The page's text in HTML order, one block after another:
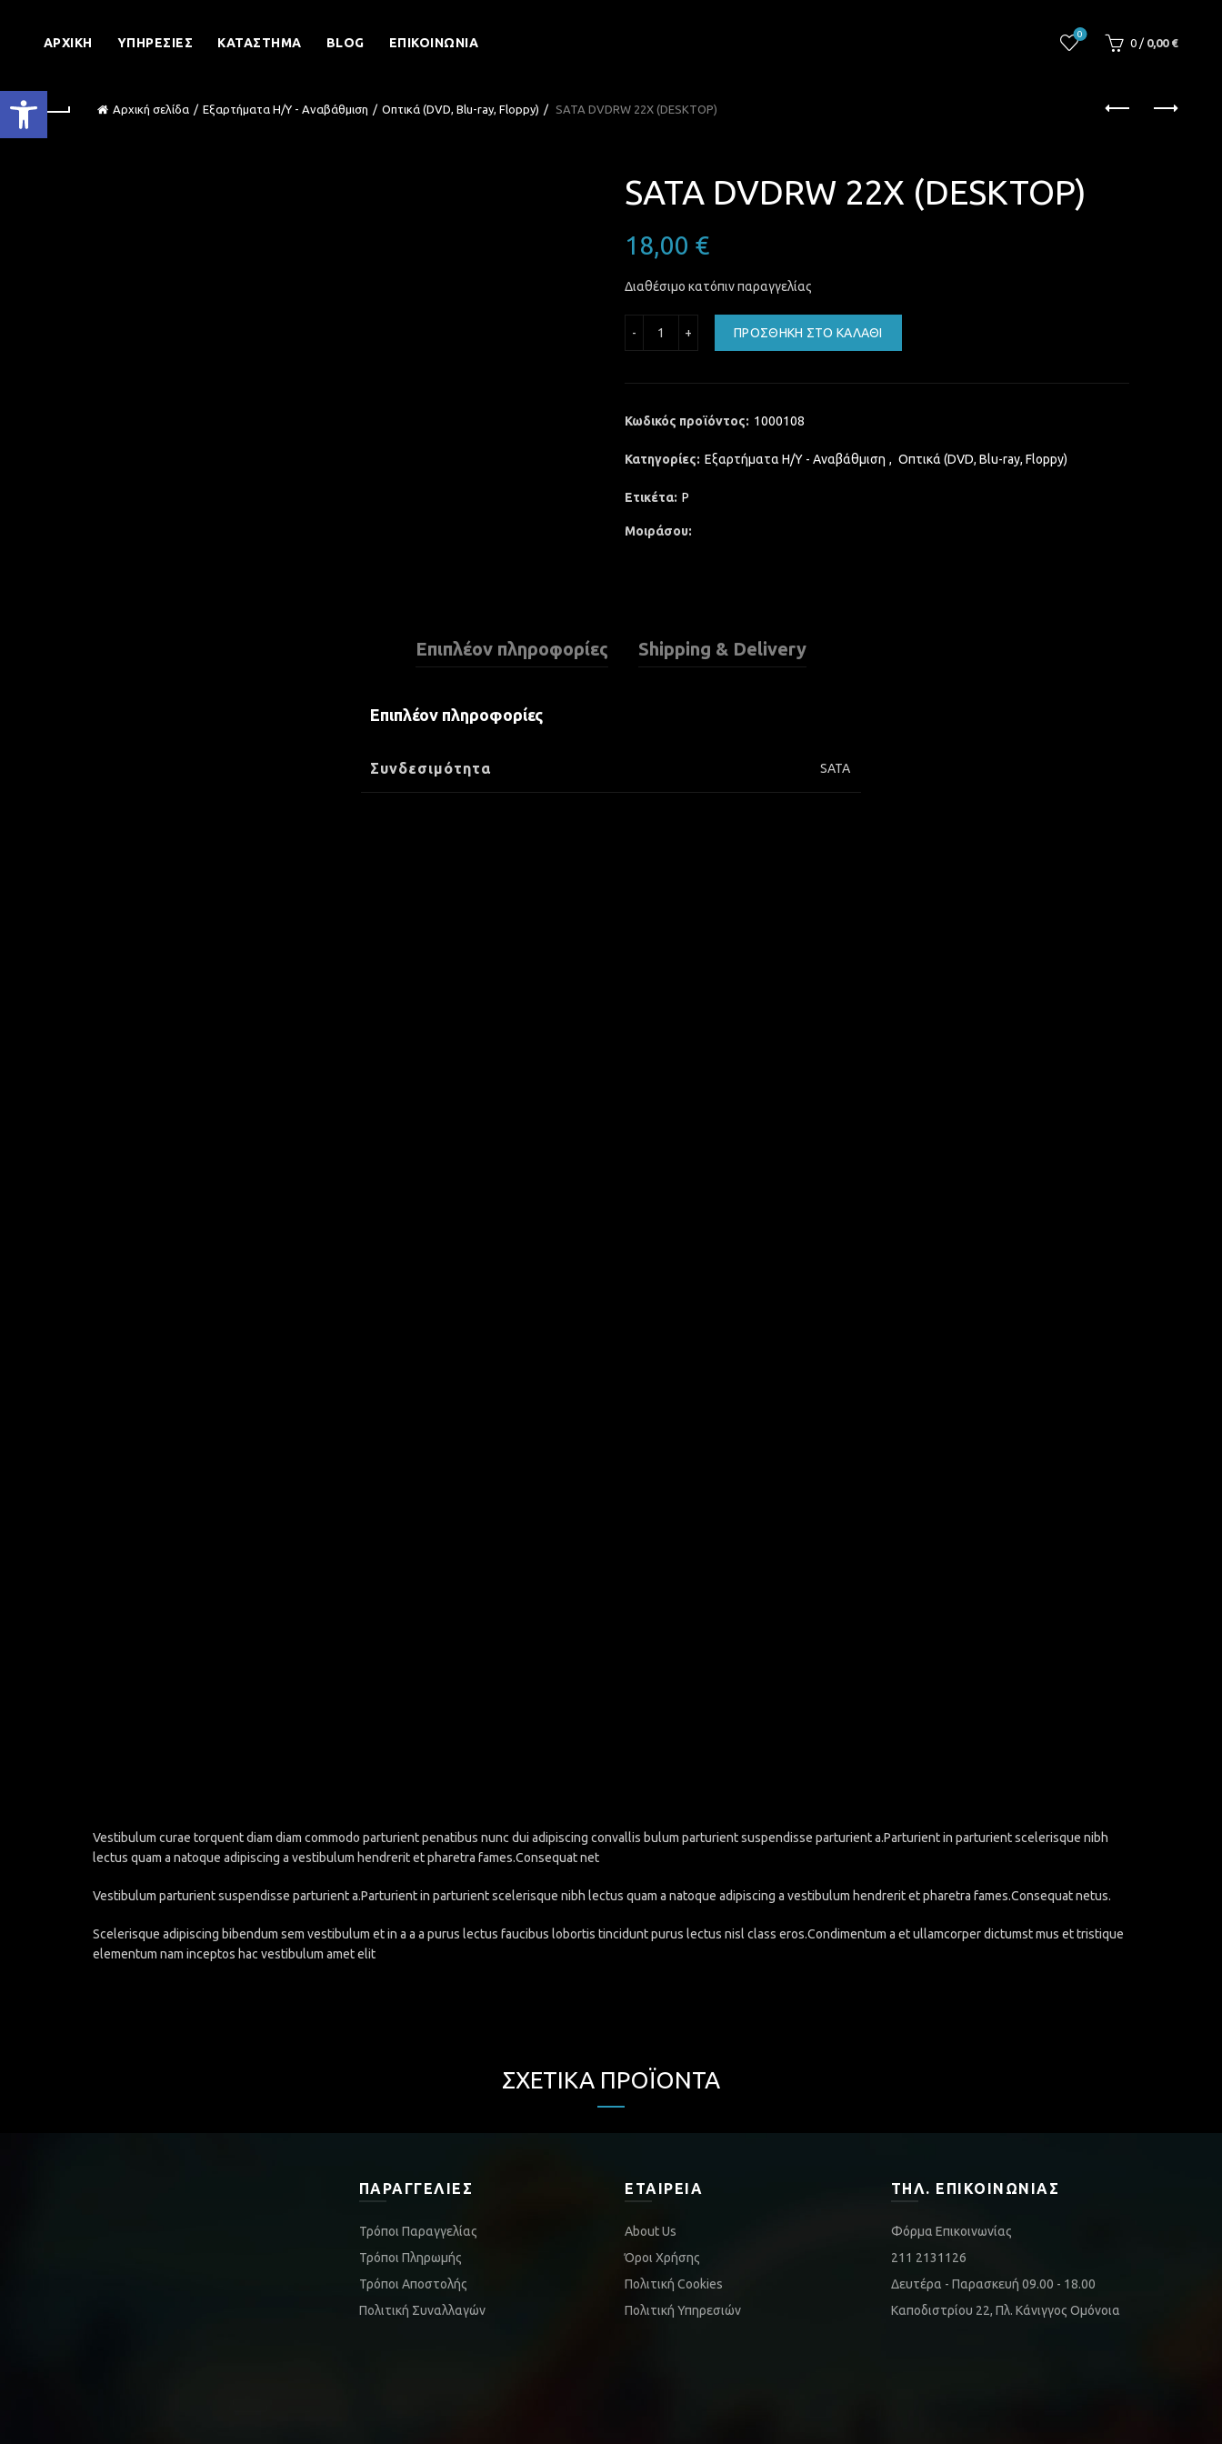
Ανοίξτε τη γραμμή εργαλείων
ΑΡΧΙΚΉ ΥΠΗΡΕΣΊΕΣ ΚΑΤΆΣΤΗΜΑ BLOG ΕΠΙΚΟΙΝΩΝΊΑ
0
0 / 0,00 €
Αρχική σελίδα Εξαρτήματα Η/Υ - Αναβάθμιση Οπτικά (DVD, Blu-ray, Floppy) SATA DVDRW 22X (DESKTOP)
SATA DVDRW 22X (DESKTOP)
18,00 €
Διαθέσιμο κατόπιν παραγγελίας
ΠΡΟΣΘΉΚΗ ΣΤΟ ΚΑΛΆΘΙ
Κωδικός προϊόντος: 1000108
Κατηγορίες: Εξαρτήματα Η/Υ - Αναβάθμιση , Οπτικά (DVD, Blu-ray, Floppy)
Ετικέτα: P
Μοιράσου
Επιπλέον πληροφορίες Shipping & Delivery
Επιπλέον πληροφορίες
Συνδεσιμότητα SATA
Vestibulum curae torquent diam diam commodo parturient penatibus nunc dui adipiscing convallis bulum parturient suspendisse parturient a.Parturient in parturient scelerisque nibh
lectus quam a natoque adipiscing a vestibulum hendrerit et pharetra fames.Consequat net
Vestibulum parturient suspendisse parturient a.Parturient in parturient scelerisque nibh lectus quam a natoque adipiscing a vestibulum hendrerit et pharetra fames.Consequat netus.
Scelerisque adipiscing bibendum sem vestibulum et in a a a purus lectus faucibus lobortis tincidunt purus lectus nisl class eros.Condimentum a et ullamcorper dictumst mus et tristique
elementum nam inceptos hac vestibulum amet elit
ΣΧΕΤΙΚΆ ΠΡΟΪΌΝΤΑ
ΠΑΡΑΓΓΕΛΊΕΣ
Τρόποι Παραγγελίας
Τρόποι Πληρωμής
Τρόποι Αποστολής
Πολιτική Συναλλαγών
ΕΤΑΙΡΕΊΑ
About Us
Όροι Χρήσης
Πολιτική Cookies
Πολιτική Υπηρεσιών
ΤΗΛ. ΕΠΙΚΟΙΝΩΝΊΑΣ
Φόρμα Επικοινωνίας
211 2131126
Δευτέρα - Παρασκευή 09.00 - 18.00
Καποδιστρίου 22, Πλ. Κάνιγγος Ομόνοια